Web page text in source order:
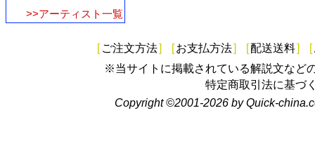
>>アーティスト一覧
[ ご注文方法] [お支払方法] [配送送料] [
※当サイトに掲載されている解説文など
特定商取引法に基づ
Copyright ©2001-2026 by Quick-